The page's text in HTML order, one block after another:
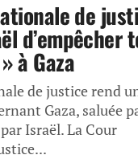
de
d’empêcher
à Gaza
de justice rend
Gaza, saluée
Israël. La Cour